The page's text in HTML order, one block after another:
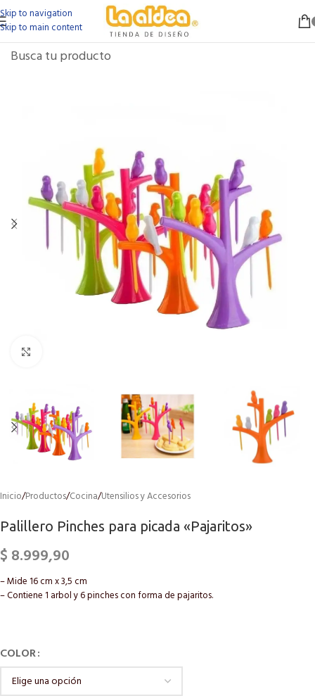
Skip to navigation
Skip to main content
Inicio/Productos/Cocina/Utensilios y Accesorios
Palillero Pinches para picada «Pajaritos»
$ 8.999,90
– Mide 16 cm x 3,5 cm
– Contiene 1 arbol y 6 pinches con forma de pajaritos.
COLOR